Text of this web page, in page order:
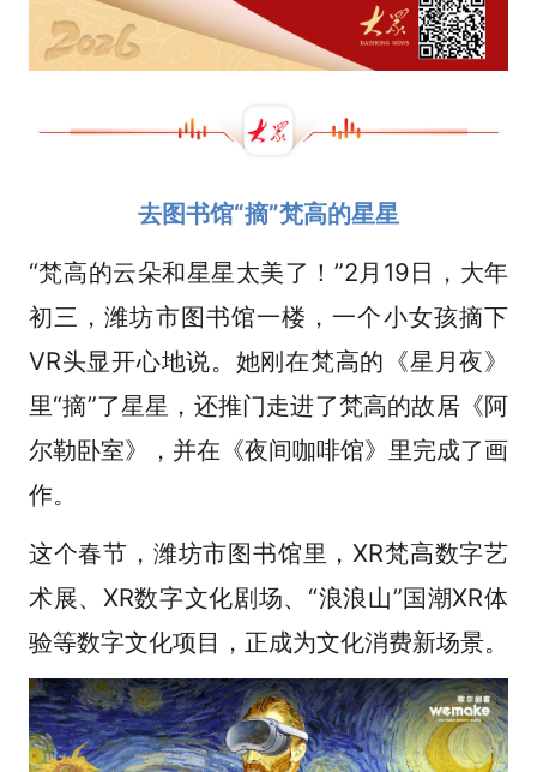
去图书馆“摘”梵高的星星
“梵高的云朵和星星太美了！”2月19日，大年
初三，潍坊市图书馆一楼，一个小女孩摘下
VR头显开心地说。她刚在梵高的《星月夜》
里“摘”了星星，还推门走进了梵高的故居《阿
尔勒卧室》，并在《夜间咖啡馆》里完成了画
作。
这个春节，潍坊市图书馆里，XR梵高数字艺
术展、XR数字文化剧场、“浪浪山”国潮XR体
验等数字文化项目，正成为文化消费新场景。